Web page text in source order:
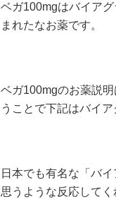
ベガ100mgはバイア
まれたなお薬です。
ベガ100mgのお薬説
うことで下記はバイ
日本でも有名な「バ
思うような反応して